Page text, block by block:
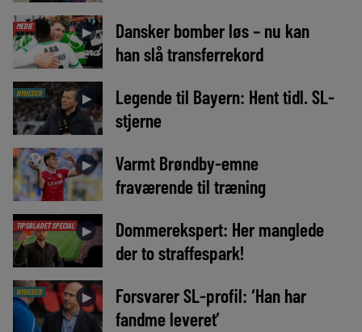
MEDIE ►
Dansker bomber løs – nu kan
han slå transferrekord
NYHEDER ►
Legende til Bayern: Hent tidl. SL-
stjerne
►
Varmt Brøndby-emne
fraværende til træning
TIPSBLADET SPECIAL ►
Dommerekspert: Her manglede
der to straffespark!
NYHEDER ►
Forsvarer SL-profil: ‘Han har
fandme leveret’